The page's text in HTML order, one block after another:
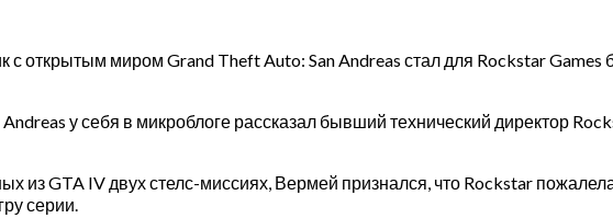
открытым миром Grand Theft Auto: San Andreas стал для Rockstar Games
у себя в микроблоге рассказал бывший технический директор
из GTA IV двух стелс-миссиях, Вермей признался, что Rockstar
серии.